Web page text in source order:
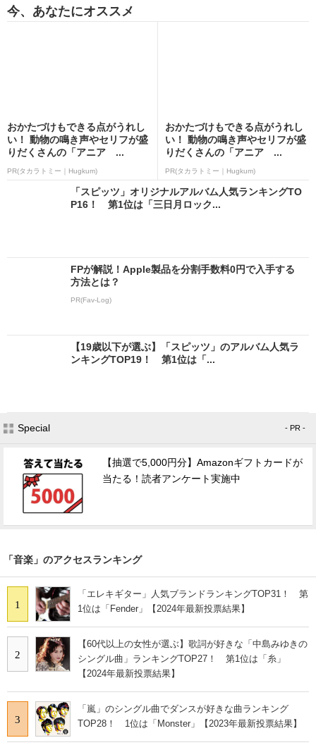
今、あなたにオススメ
おかたづけもできる点がうれし
い！ 動物の鳴き声やセリフが盛
りだくさんの「アニア ...
PR(タカラトミー｜Hugkum)
おかたづけもできる点がうれし
い！ 動物の鳴き声やセリフが盛
りだくさんの「アニア ...
PR(タカラトミー｜Hugkum)
「スピッツ」オリジナルアルバム人気ランキングTO
P16！ 第1位は「三日月ロック...
FPが解説！Apple製品を分割手数料0円で入手する
方法とは？
PR(Fav-Log)
【19歳以下が選ぶ】「スピッツ」のアルバム人気ラ
ンキングTOP19！ 第1位は「...
Special - PR -
【抽選で5,000円分】Amazonギフトカードが
当たる！読者アンケート実施中
「音楽」のアクセスランキング
1
「エレキギター」人気ブランドランキングTOP31！ 第
1位は「Fender」【2024年最新投票結果】
2
【60代以上の女性が選ぶ】歌詞が好きな「中島みゆきの
シングル曲」ランキングTOP27！ 第1位は「糸」
【2024年最新投票結果】
3
「嵐」のシングル曲でダンスが好きな曲ランキング
TOP28！ 1位は「Monster」【2023年最新投票結果】